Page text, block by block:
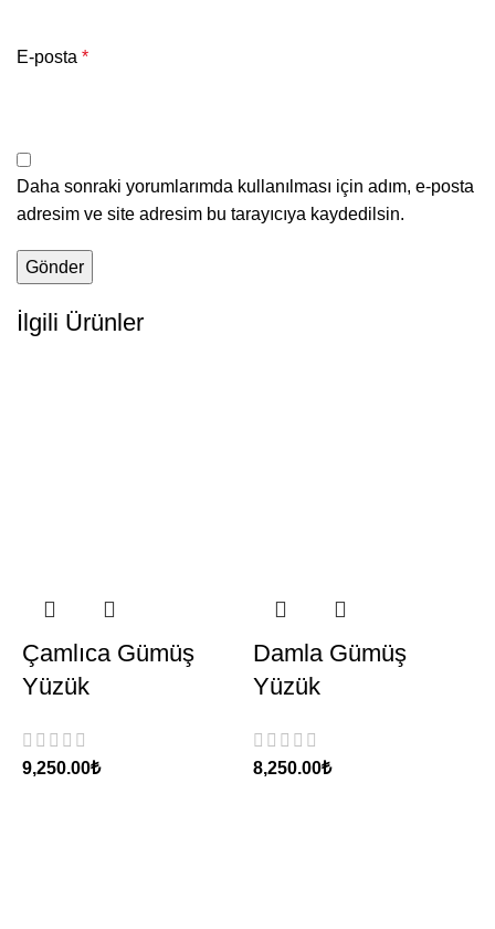
E-posta *
Daha sonraki yorumlarımda kullanılması için adım, e-posta
adresim ve site adresim bu tarayıcıya kaydedilsin.
İlgili Ürünler
Çamlıca Gümüş
Yüzük
9,250.00₺
Damla Gümüş
Yüzük
8,250.00₺